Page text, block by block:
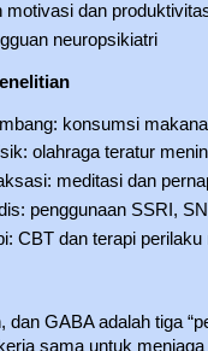
motivasi dan
neuropsikiatri
konsumsi
olahraga teratur
meditasi dan
penggunaan SSRI,
CBT dan terapi
dan GABA adalah tiga
sama untuk